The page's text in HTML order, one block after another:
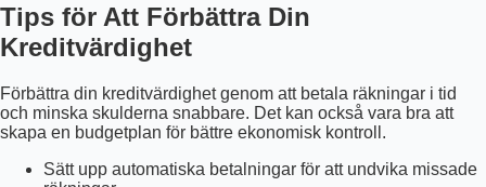
Tips för Att Förbättra Din
Kreditvärdighet
Förbättra din kreditvärdighet genom att betala räkningar i tid
och minska skulderna snabbare. Det kan också vara bra att
skapa en budgetplan för bättre ekonomisk kontroll.
Sätt upp automatiska betalningar för att undvika missade